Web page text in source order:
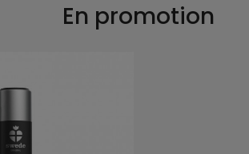
En promotion